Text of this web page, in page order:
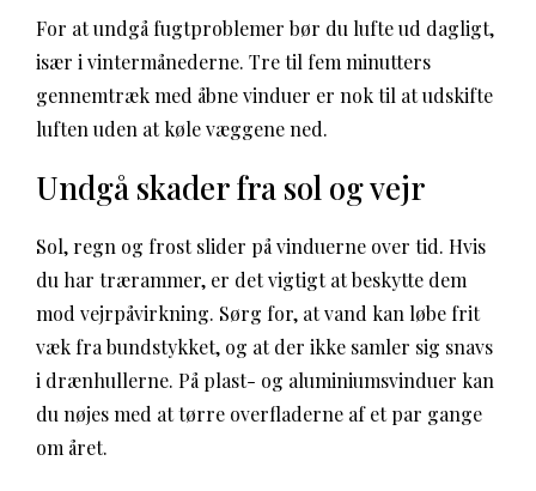
For at undgå fugtproblemer bør du lufte ud dagligt,
især i vintermånederne. Tre til fem minutters
gennemtræk med åbne vinduer er nok til at udskifte
luften uden at køle væggene ned.
Undgå skader fra sol og vejr
Sol, regn og frost slider på vinduerne over tid. Hvis
du har trærammer, er det vigtigt at beskytte dem
mod vejrpåvirkning. Sørg for, at vand kan løbe frit
væk fra bundstykket, og at der ikke samler sig snavs
i drænhullerne. På plast- og aluminiumsvinduer kan
du nøjes med at tørre overfladerne af et par gange
om året.